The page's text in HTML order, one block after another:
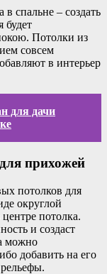
спальне – создать
будет
Потолки из
совсем
в интерьер
для дачи
прихожей
потолков для
округлой
потолка.
и создаст
можно
добавить на его